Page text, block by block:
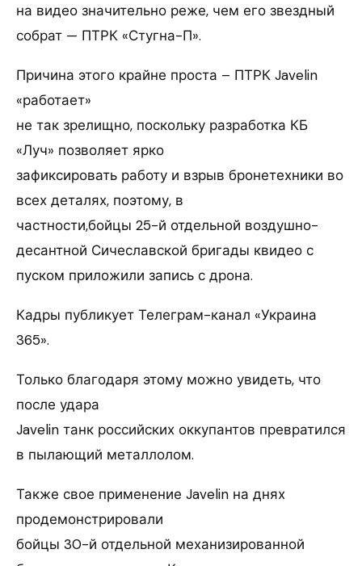
на видео значительно реже, чем его звездный
собрат — ПТРК «Стугна-П».
Причина этого крайне проста – ПТРК Javelin
«работает»
не так зрелищно, поскольку разработка КБ
«Луч» позволяет ярко
зафиксировать работу и взрыв бронетехники во
всех деталях, поэтому, в
частности,бойцы 25-й отдельной воздушно-
десантной Сичеславской бригады квидео с
пуском приложили запись с дрона.
Кадры публикует Телеграм-канал «Украина
365».
Только благодаря этому можно увидеть, что
после удара
Javelin танк российских оккупантов превратился
в пылающий металлолом.
Также свое применение Javelin на днях
продемонстрировали
бойцы 30-й отдельной механизированной